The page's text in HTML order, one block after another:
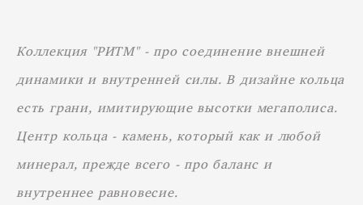
Коллекция "РИТМ" - про соединение внешней
динамики и внутренней силы. В дизайне кольца
есть грани, имитирующие высотки мегаполиса.
Центр кольца - камень, который как и любой
минерал, прежде всего - про баланс и
внутреннее равновесие.